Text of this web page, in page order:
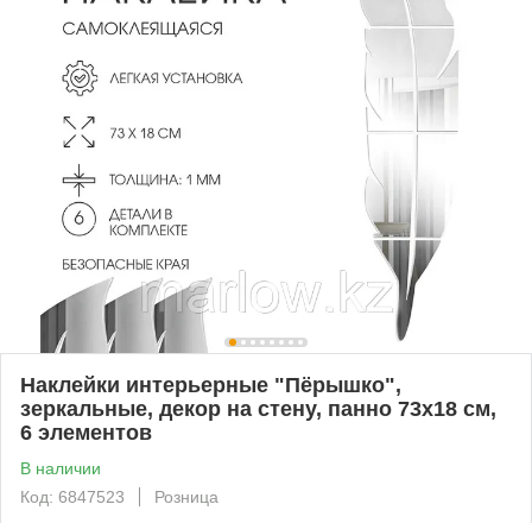
Наклейки интерьерные "Пёрышко",
зеркальные, декор на стену, панно 73х18 см,
6 элементов
В наличии
Код: 6847523
Розница